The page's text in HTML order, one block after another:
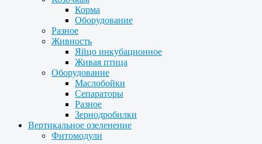
Корма
Оборудование
Разное
Живность
Яйцо инкубационное
Живая птица
Оборудование
Маслобойки
Сепараторы
Разное
Зернодробилки
Вертикальное озеленение
Фитомодули